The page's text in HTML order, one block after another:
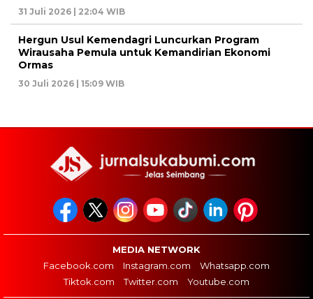
31 Juli 2026 | 22:04 WIB
Hergun Usul Kemendagri Luncurkan Program
Wirausaha Pemula untuk Kemandirian Ekonomi
Ormas
30 Juli 2026 | 15:09 WIB
MEDIA NETWORK
Facebook.com
Instagram.com
Whatsapp.com
Tiktok.com
Twitter.com Youtube.com